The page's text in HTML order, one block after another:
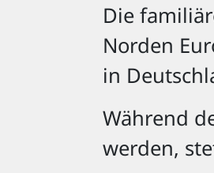
Die
Norden
in
Während
werden,